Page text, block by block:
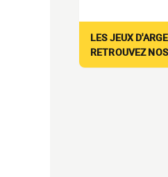
LES JEUX
RETROUVEZ